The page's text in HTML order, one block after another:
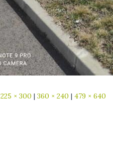
225 × 300 | 360 × 240 | 479 × 640